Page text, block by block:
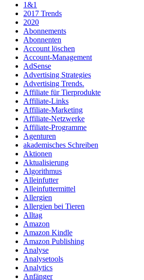
1&1
2017 Trends
2020
Abonnements
Abonnenten
Account löschen
Account-Management
AdSense
Advertising Strategies
Advertising Trends.
Affiliate für Tierprodukte
Affiliate-Links
Affiliate-Marketing
Affiliate-Netzwerke
Affiliate-Programme
Agenturen
akademisches Schreiben
Aktionen
Aktualisierung
Algorithmus
Alleinfutter
Alleinfuttermittel
Allergien
Allergien bei Tieren
Alltag
Amazon
Amazon Kindle
Amazon Publishing
Analyse
Analysetools
Analytics
Anfänger